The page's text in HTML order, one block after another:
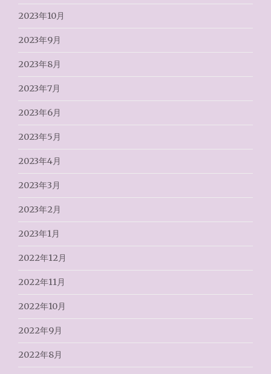
2023年10月
2023年9月
2023年8月
2023年7月
2023年6月
2023年5月
2023年4月
2023年3月
2023年2月
2023年1月
2022年12月
2022年11月
2022年10月
2022年9月
2022年8月